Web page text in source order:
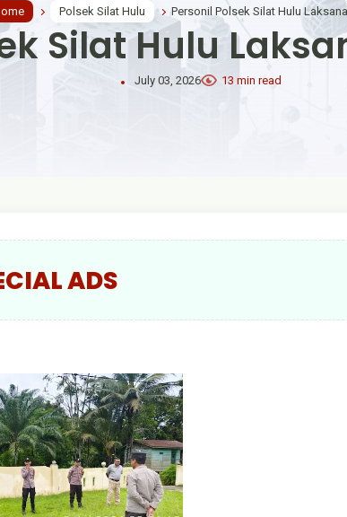
Polsek Silat Hulu Personil Polsek Silat Hulu
Silat Hulu
July 03, 2026 13 min read
ADS